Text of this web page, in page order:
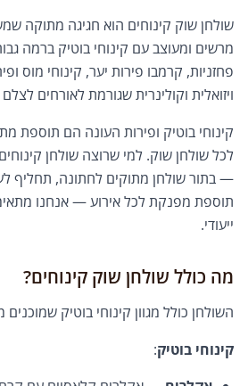
שולחן שוק קינוחים הוא חגיגה מתוקה
מרשים ומעוצב עם קינוחי בוטיק ברמה
פחזניות, קרמבו פירות יער, קינוחי מוס
ויזואלית וקולינרית שגורמת לאורחים
קינוחי בוטיק ופירות העונה הם תוספת
לכל שולחן שוק. למי שרוצה שולחן
— בתור שולחן מתוקים לחתונה, תחליף
תוספת מפנקת לכל אירוע — אנחנו
ייעודי.
מה כולל שולחן שוק קינוחים?
השולחן כולל מגוון קינוחי בוטיק שמוכנים
קינוחי בוטיק: